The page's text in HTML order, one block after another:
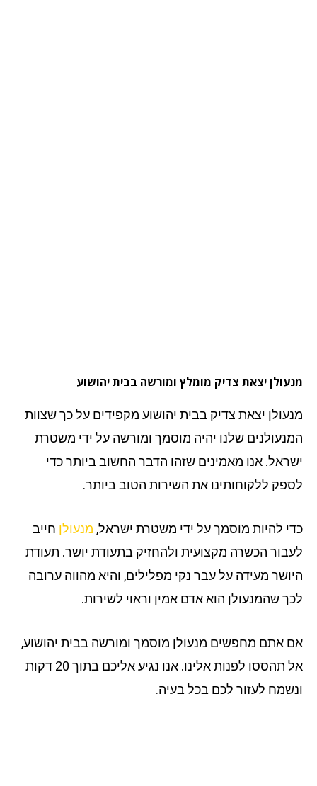
יצאת צדיק מומלץ ומורשה בבית יהושוע
יצאת צדיק בבית יהושוע מקפידים על כך שצוות
שלנו יהיה מוסמך ומורשה על ידי משטרת
אנו מאמינים שזהו הדבר החשוב ביותר כדי
ללקוחותינו את השירות הטוב ביותר.
להיות מוסמך על ידי משטרת ישראל,מנעולןחייב
הכשרה מקצועית ולהחזיק בתעודת יושר. תעודת
מעידה על עבר נקי מפלילים, והיא מהווה ערובה
שהמנעולן הוא אדם אמין וראוי לשירות.
אתם מחפשים מנעולן מוסמך ומורשה בבית יהושוע,
אל תהססו לפנות אלינו. אנו נגיע אליכם בתוך 20 דקות
לעזור לכם בכל בעיה.